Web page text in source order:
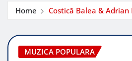
Home Costică Balea &
MUZICA POPULARA